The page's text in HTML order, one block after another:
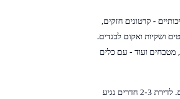
- קרטונים חזקים,
ושקיות ואקום לבגדים.
מטבחים ועוד - עם כלים
אנו מתאימים את גודל המשאית וצוות המובילים בדיוק לגודל הדירה שלכם. לדירת 2-3 חדרים נגיע